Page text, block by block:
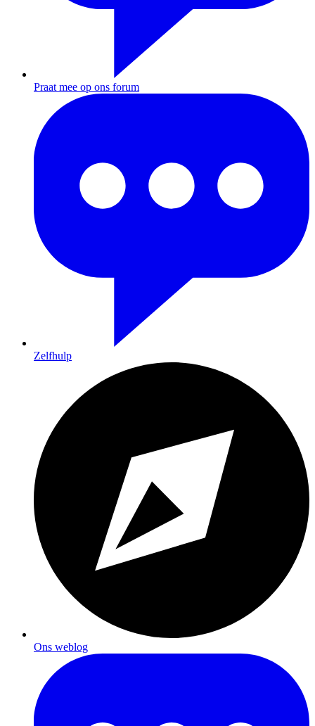
Praat mee op ons forum
Zelfhulp
Ons weblog